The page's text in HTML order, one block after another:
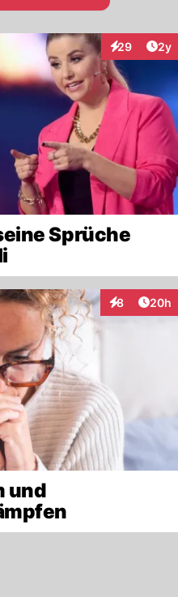
29
Interaktionen
2y
Sprüche
8
Interaktionen
20h
und